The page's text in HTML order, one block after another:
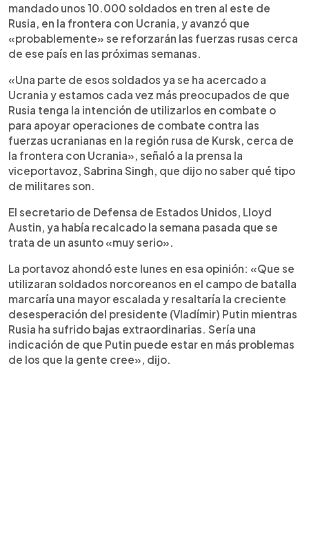
mandado unos 10.000 soldados en tren al este de
Rusia, en la frontera con Ucrania, y avanzó que
«probablemente» se reforzarán las fuerzas rusas cerca
de ese país en las próximas semanas.
«Una parte de esos soldados ya se ha acercado a
Ucrania y estamos cada vez más preocupados de que
Rusia tenga la intención de utilizarlos en combate o
para apoyar operaciones de combate contra las
fuerzas ucranianas en la región rusa de Kursk, cerca de
la frontera con Ucrania», señaló a la prensa la
viceportavoz, Sabrina Singh, que dijo no saber qué tipo
de militares son.
El secretario de Defensa de Estados Unidos, Lloyd
Austin, ya había recalcado la semana pasada que se
trata de un asunto «muy serio».
La portavoz ahondó este lunes en esa opinión: «Que se
utilizaran soldados norcoreanos en el campo de batalla
marcaría una mayor escalada y resaltaría la creciente
desesperación del presidente (Vladímir) Putin mientras
Rusia ha sufrido bajas extraordinarias. Sería una
indicación de que Putin puede estar en más problemas
de los que la gente cree», dijo.